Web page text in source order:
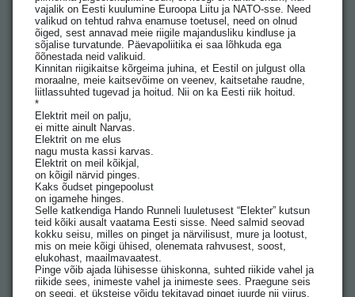
vajalik on Eesti kuulumine Euroopa Liitu ja NATO-sse. Need
valikud on tehtud rahva enamuse toetusel, need on olnud
õiged, sest annavad meie riigile majandusliku kindluse ja
sõjalise turvatunde. Päevapoliitika ei saa lõhkuda ega
õõnestada neid valikuid.
Kinnitan riigikaitse kõrgeima juhina, et Eestil on julgust olla
moraalne, meie kaitsevõime on veenev, kaitsetahe raudne,
liitlassuhted tugevad ja hoitud. Nii on ka Eesti riik hoitud.
*
Elektrit meil on palju,
ei mitte ainult Narvas.
Elektrit on me elus
nagu musta kassi karvas.
Elektrit on meil kõikjal,
on kõigil närvid pinges.
Kaks õudset pingepoolust
on igamehe hinges.
Selle katkendiga Hando Runneli luuletusest “Elekter” kutsun
teid kõiki ausalt vaatama Eesti sisse. Need salmid seovad
kokku seisu, milles on pinget ja närvilisust, mure ja lootust,
mis on meie kõigi ühised, olenemata rahvusest, soost,
elukohast, maailmavaatest.
Pinge võib ajada lühisesse ühiskonna, suhted riikide vahel ja
riikide sees, inimeste vahel ja inimeste sees. Praegune seis
on seegi, et üksteise võidu tekitavad pinget juurde nii viirus,